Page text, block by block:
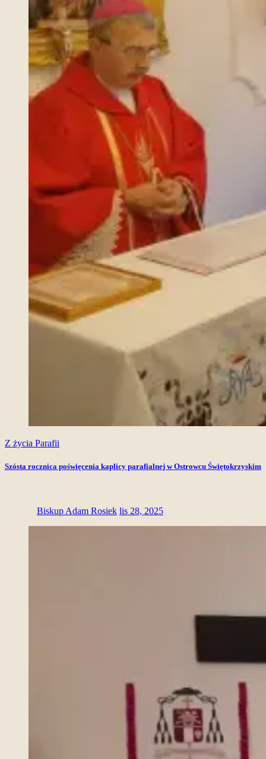
Z życia Parafii
Szósta rocznica poświęcenia kaplicy parafialnej w Ostrowcu Świętokrzyskim
Biskup Adam Rosiek lis 28, 2025